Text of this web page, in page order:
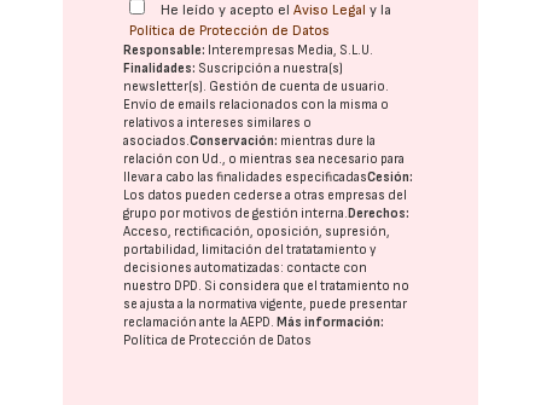
He leído y acepto elAviso Legal y la
Política de Protección de Datos
Responsable: Interempresas Media, S.L.U.
Finalidades: Suscripción a nuestra(s)
newsletter(s). Gestión de cuenta de usuario.
Envío de emails relacionados con la misma o
relativos a intereses similares o
asociados.Conservación: mientras dure la
relación con Ud., o mientras sea necesario para
llevar a cabo las finalidades especificadasCesión:
Los datos pueden cederse a otras empresas del
grupo por motivos de gestión interna. Derechos:
Acceso, rectificación, oposición, supresión,
portabilidad, limitación del tratatamiento y
decisiones automatizadas: contacte con
nuestro DPD. Si considera que el tratamiento no
se ajusta a la normativa vigente, puede presentar
reclamación ante laAEPD. Más información:
Política de Protección de Datos